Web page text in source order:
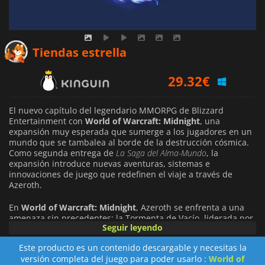
Tiendas estrella
29.32€
El nuevo capítulo del legendario MMORPG de Blizzard
Entertainment con World of Warcraft: Midnight, una
expansión muy esperada que sumerge a los jugadores en un
mundo que se tambalea al borde de la destrucción cósmica.
Como segunda entrega de La Saga del Alma-Mundo, la
expansión introduce nuevas aventuras, sistemas e
innovaciones de juego que redefinen el viaje a través de
Azeroth.
En World of Warcraft: Midnight, Azeroth se enfrenta a una
amenaza sin precedentes: la Tormenta de Vacío, liderada por
la enigmática Xal'atath, la Presagista, está decidida a
consumir el mundo. Los jugadores explorarán cuatro
asombrosas zonas nuevas y reimaginadas, incluyendo la
revitalizada capital elfa de Lunargenta y las salvajes e
Seguir leyendo
Este producto es un contenido descargable y necesitas la
versión completa del juego para poder usarlo : World of